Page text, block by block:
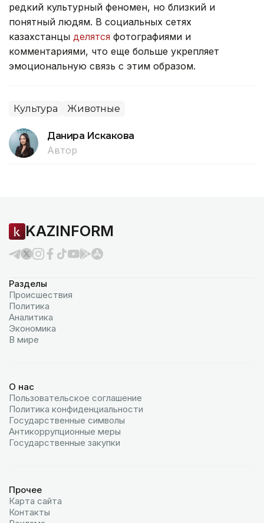
редкий культурный феномен, но близкий и
понятный людям. В социальных сетях
казахстанцы делятся фотографиями и
комментариями, что еще больше укрепляет
эмоциональную связь с этим образом.
Культура Животные
Данира Искакова
Автор
KAZINFORM
Разделы
Происшествия
Политика
Аналитика
Экономика
В мире
О нас
Пользовательское соглашение
Политика конфиденциальности
Государственные символы
Антикоррупционные меры
Государственные закупки
Прочее
Карта сайта
Контакты